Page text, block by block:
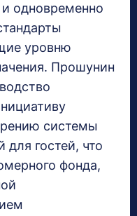
и одновременно
уровню
Прошунин
системы
гостей, что
фонда,